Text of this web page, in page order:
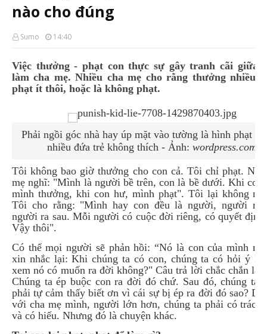
nào cho đúng
Sumo 14:40
Việc thưởng - phạt con thực sự gây tranh cãi giữa
làm cha mẹ. Nhiều cha mẹ cho rằng thưởng nhiều
phạt ít thôi, hoặc là không phạt.
Phải ngồi góc nhà hay úp mặt vào tường là hình phạt
nhiều đứa trẻ không thích - Ảnh: wordpress.com
Tôi không bao giờ thưởng cho con cả. Tôi chỉ phạt.
mẹ nghĩ: "Mình là người bề trên, con là bề dưới. Khi con
mình thưởng, khi con hư, mình phạt". Tôi lại không
Tôi cho rằng: "Mình hay con đều là người, người ra
người ra sau. Mỗi người có cuộc đời riêng, có quyết định
Vậy thôi".
Có thể mọi người sẽ phản hồi: “Nó là con của mình
xin nhắc lại: Khi chúng ta có con, chúng ta có hỏi ý
xem nó có muốn ra đời không?" Câu trả lời chắc chắn là
Chúng ta ép buộc con ra đời đó chứ. Sau đó, chúng ta
phải tự cảm thấy biết ơn vì cái sự bị ép ra đời đó sao? Dĩ
với cha mẹ mình, người lớn hơn, chúng ta phải có trách
và có hiếu. Nhưng đó là chuyện khác.